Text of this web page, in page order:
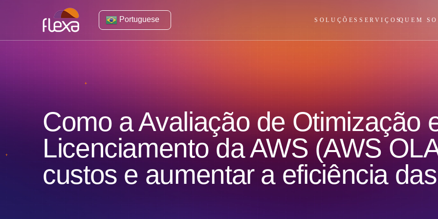
Portuguese SOLUÇÕES SERVIÇOSQUEM
Como a Avaliação de Otimização
Licenciamento da AWS (AWS
custos e aumentar a eficiência